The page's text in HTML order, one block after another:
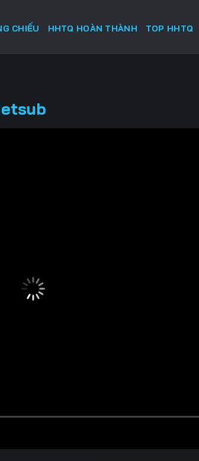
CHIẾU HHTQ HOÀN THÀNH TOP HHTQ